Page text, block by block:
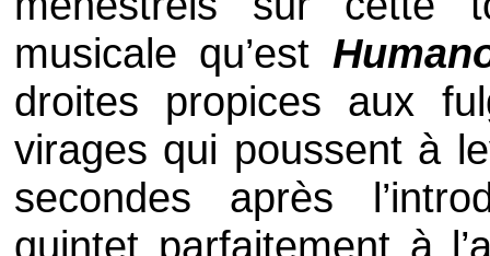
musicale qu’est
droites propices aux
virages qui poussent à
secondes après
quintet parfaitement à